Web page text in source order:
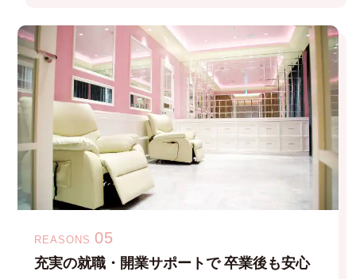
REASONS 05
充実の就職・開業サポートで卒業後も安心